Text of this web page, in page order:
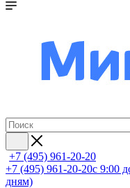
+7 (495) 961-20-20
+7 (495) 961-20-20с 9:00
дням)